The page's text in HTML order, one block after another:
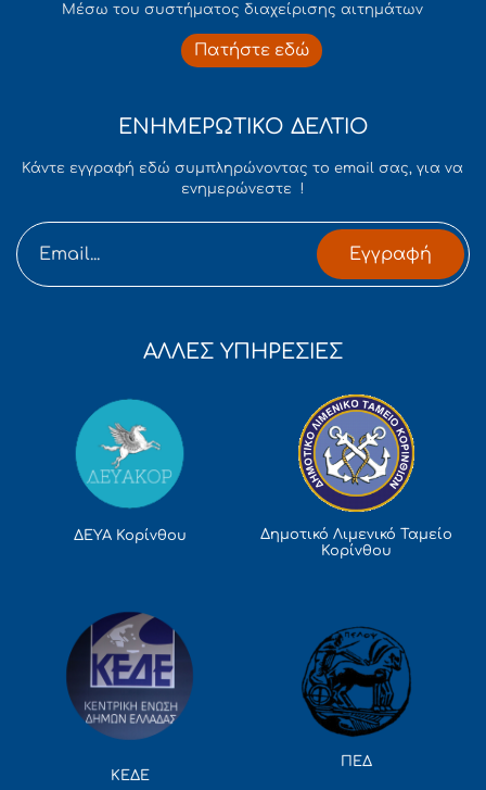
Mέσω του συστήματος διαχείρισης αιτημάτων
Πατήστε εδώ
ΕΝΗΜΕΡΩΤΙΚΟ ΔΕΛΤΙΟ
Κάντε εγγραφή εδώ συμπληρώνοντας το email σας, για να
ενημερώνεστε !
Εγγραφή
ΑΛΛΕΣ ΥΠΗΡΕΣΙΕΣ
ΔΕΥΑ Κορίνθου
Δημοτικό Λιμενικό Ταμείο
Κορίνθου
ΚΕΔΕ
ΠΕΔ